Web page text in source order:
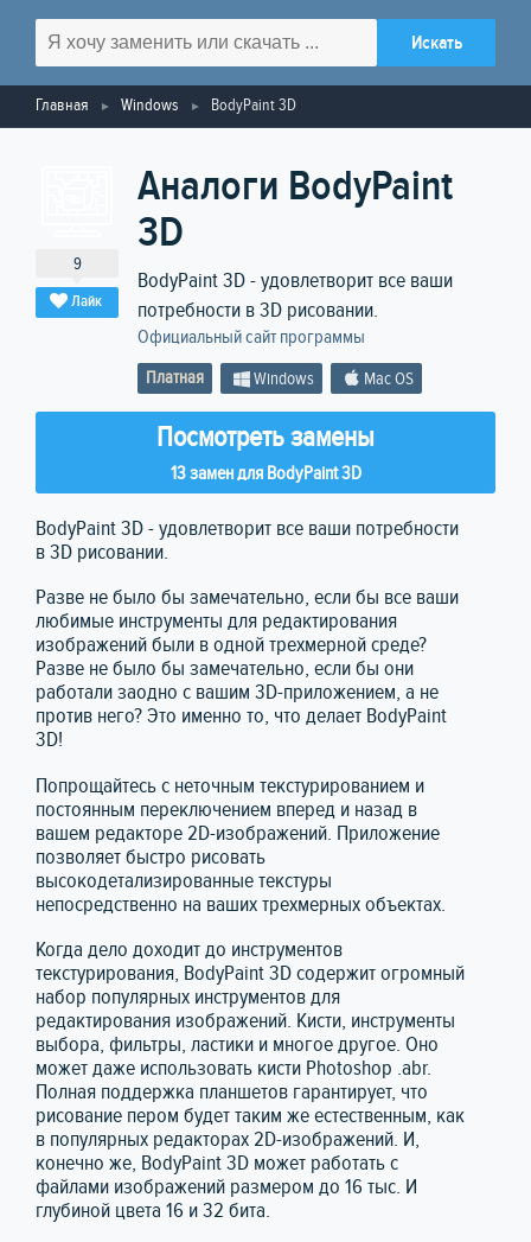
Главная Windows BodyPaint 3D
9
Лайк
Аналоги BodyPaint
3D
BodyPaint 3D - удовлетворит все ваши
потребности в 3D рисовании.
Официальный сайт программы
Платная Windows Mac OS
Посмотреть замены
13 замен для BodyPaint 3D
BodyPaint 3D - удовлетворит все ваши потребности
в 3D рисовании.
Разве не было бы замечательно, если бы все ваши
любимые инструменты для редактирования
изображений были в одной трехмерной среде?
Разве не было бы замечательно, если бы они
работали заодно с вашим 3D-приложением, а не
против него? Это именно то, что делает BodyPaint
3D!
Попрощайтесь с неточным текстурированием и
постоянным переключением вперед и назад в
вашем редакторе 2D-изображений. Приложение
позволяет быстро рисовать
высокодетализированные текстуры
непосредственно на ваших трехмерных объектах.
Когда дело доходит до инструментов
текстурирования, BodyPaint 3D содержит огромный
набор популярных инструментов для
редактирования изображений. Кисти, инструменты
выбора, фильтры, ластики и многое другое. Оно
может даже использовать кисти Photoshop .abr.
Полная поддержка планшетов гарантирует, что
рисование пером будет таким же естественным, как
в популярных редакторах 2D-изображений. И,
конечно же, BodyPaint 3D может работать с
файлами изображений размером до 16 тыс. И
глубиной цвета 16 и 32 бита.